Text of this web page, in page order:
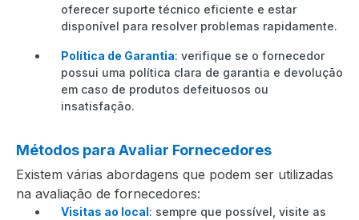
oferecer suporte técnico eficiente e estar
disponível para resolver problemas rapidamente.
Política de Garantia: verifique se o fornecedor
possui uma política clara de garantia e devolução
em caso de produtos defeituosos ou
insatisfação.
Métodos para Avaliar Fornecedores
Existem várias abordagens que podem ser utilizadas
na avaliação de fornecedores:
Visitas ao local: sempre que possível, visite as